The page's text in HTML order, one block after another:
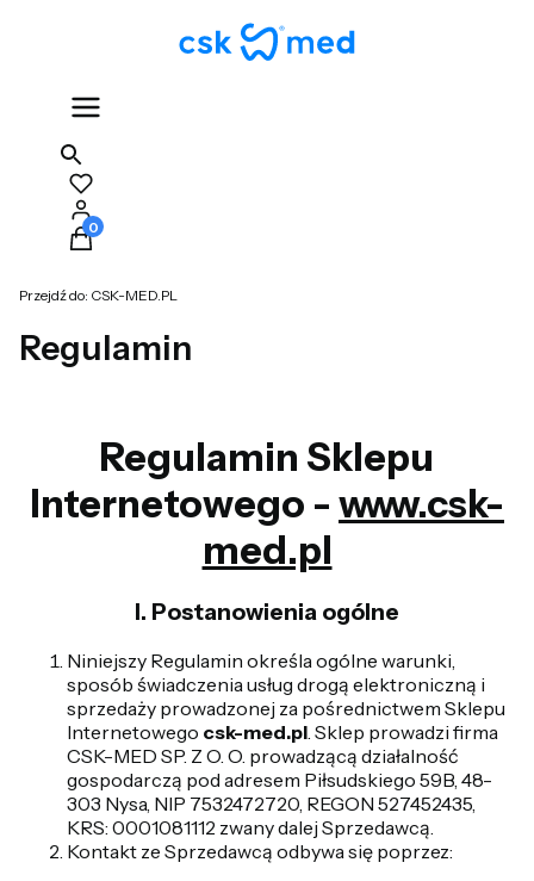
Produkty w koszyku: 0. Zobacz szczegóły
Przejdź do: CSK-MED.PL
Regulamin
Regulamin Sklepu
Internetowego - www.csk-
med.pl
I. Postanowienia ogólne
Niniejszy Regulamin określa ogólne warunki,
sposób świadczenia usług drogą elektroniczną i
sprzedaży prowadzonej za pośrednictwem Sklepu
Internetowego csk-med.pl. Sklep prowadzi firma
CSK-MED SP. Z O. O. prowadzącą działalność
gospodarczą pod adresem Piłsudskiego 59B, 48-
303 Nysa, NIP 7532472720, REGON 527452435,
KRS: 0001081112 zwany dalej Sprzedawcą.
Kontakt ze Sprzedawcą odbywa się poprzez: